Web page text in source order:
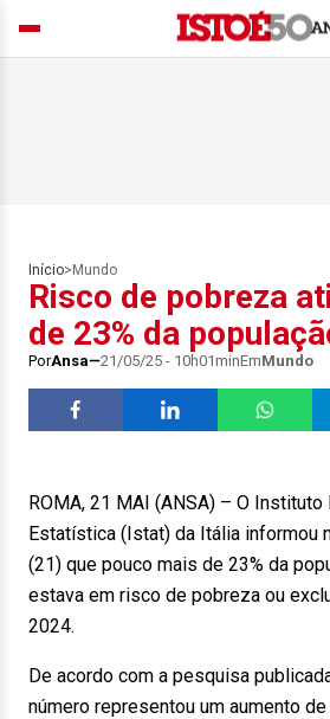
Início> Mundo
Risco de pobreza
de 23% da
PorAnsa 21/05/25 - 10h01minEmMundo
ROMA, 21 MAI (ANSA) – O Instituto
Estatística (Istat) da Itália informou
(21) que pouco mais de 23% da
estava em risco de pobreza ou
2024.
De acordo com a pesquisa
número representou um aumento